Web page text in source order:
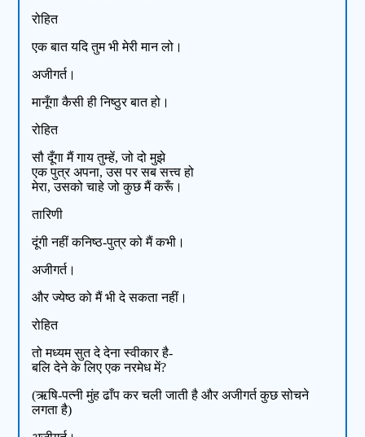
रोहित
एक बात यदि तुम भी मेरी मान लो।
अजीगर्त।
मानूँगा कैसी ही निष्ठुर बात हो।
रोहित
सौ दूँगा मैं गाय तुम्हें, जो दो मुझे
एक पुत्र अपना, उस पर सब सत्त्व हो
मेरा, उसको चाहे जो कुछ मैं करूँ।
तारिणी
दूंगी नहीं कनिष्ठ-पुत्र को मैं कभी।
अजीगर्त।
और ज्येष्ठ को मैं भी दे सकता नहीं।
रोहित
तो मध्यम सुत दे देना स्वीकार है-
बलि देने के लिए एक नरमेध में?
(ऋषि-पत्नी मुंह ढाँप कर चली जाती है और अजीगर्त कुछ सोचने
लगता है)